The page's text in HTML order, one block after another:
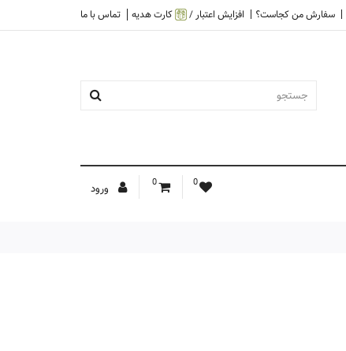
سفارش من کجاست؟ افزایش اعتبار / کارت هدیه تماس با ما
0
0 ورود